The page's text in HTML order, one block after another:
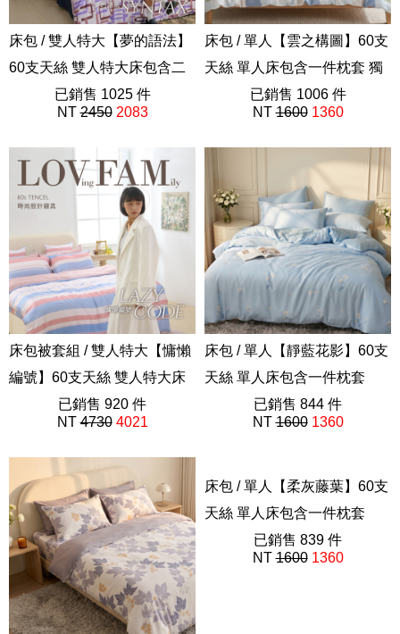
床包 / 雙人特大【夢的語法】
60支天絲 雙人特大床包含二
件枕套 獨家設計 FORME
202508新品
已銷售 1025 件
NT2450 2083
床包 / 單人【雲之構圖】60支
天絲 單人床包含一件枕套 獨
家設計 FORME
202605新品
已銷售 1006 件
NT1600 1360
床包被套組 / 雙人特大【慵懶
編號】60支天絲 雙人特大床
包被套組 獨家設計 FORME
202508新品
已銷售 920 件
NT4730 4021
床包 / 單人【靜藍花影】60支
天絲 單人床包含一件枕套
202605新品已銷售 844 件
NT1600 1360